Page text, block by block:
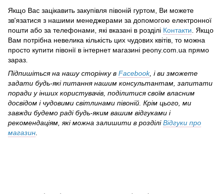
Якщо Вас зацікавить закупівля півоній гуртом, Ви можете
зв'язатися з нашими менеджерами за допомогою електронної
пошти або за телефонами, які вказані в розділі Контакти . Якщо
Вам потрібна невелика кількість цих чудових квітів, то можна
просто купити півонії в інтернет магазині peony.com.ua прямо
зараз.
Підпишіться на нашу сторінку в Facebook, і ви зможете
задати будь-які питання нашим консультантам, запитати
поради у інших користувачів, поділитися своїм власним
досвідом і чудовими світлинами півоній. Крім цього, ми
завжди будемо раді будь-яким вашим відгуками і
рекомендаціям, які можна залишити в розділіВідгуки про
магазин